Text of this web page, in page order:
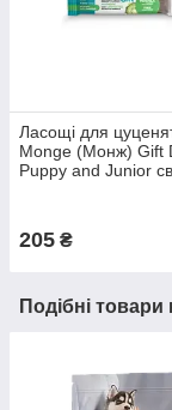
Ласощі для
Monge (Монж) Gift
Puppy and Junior
205 ₴
Подібні товари